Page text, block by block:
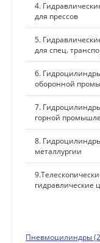
4.
для прессов
5.
для спец.
6.
оборонной
7.
горной
8.
металлургии
гидравлические
Пневмоцилиндры